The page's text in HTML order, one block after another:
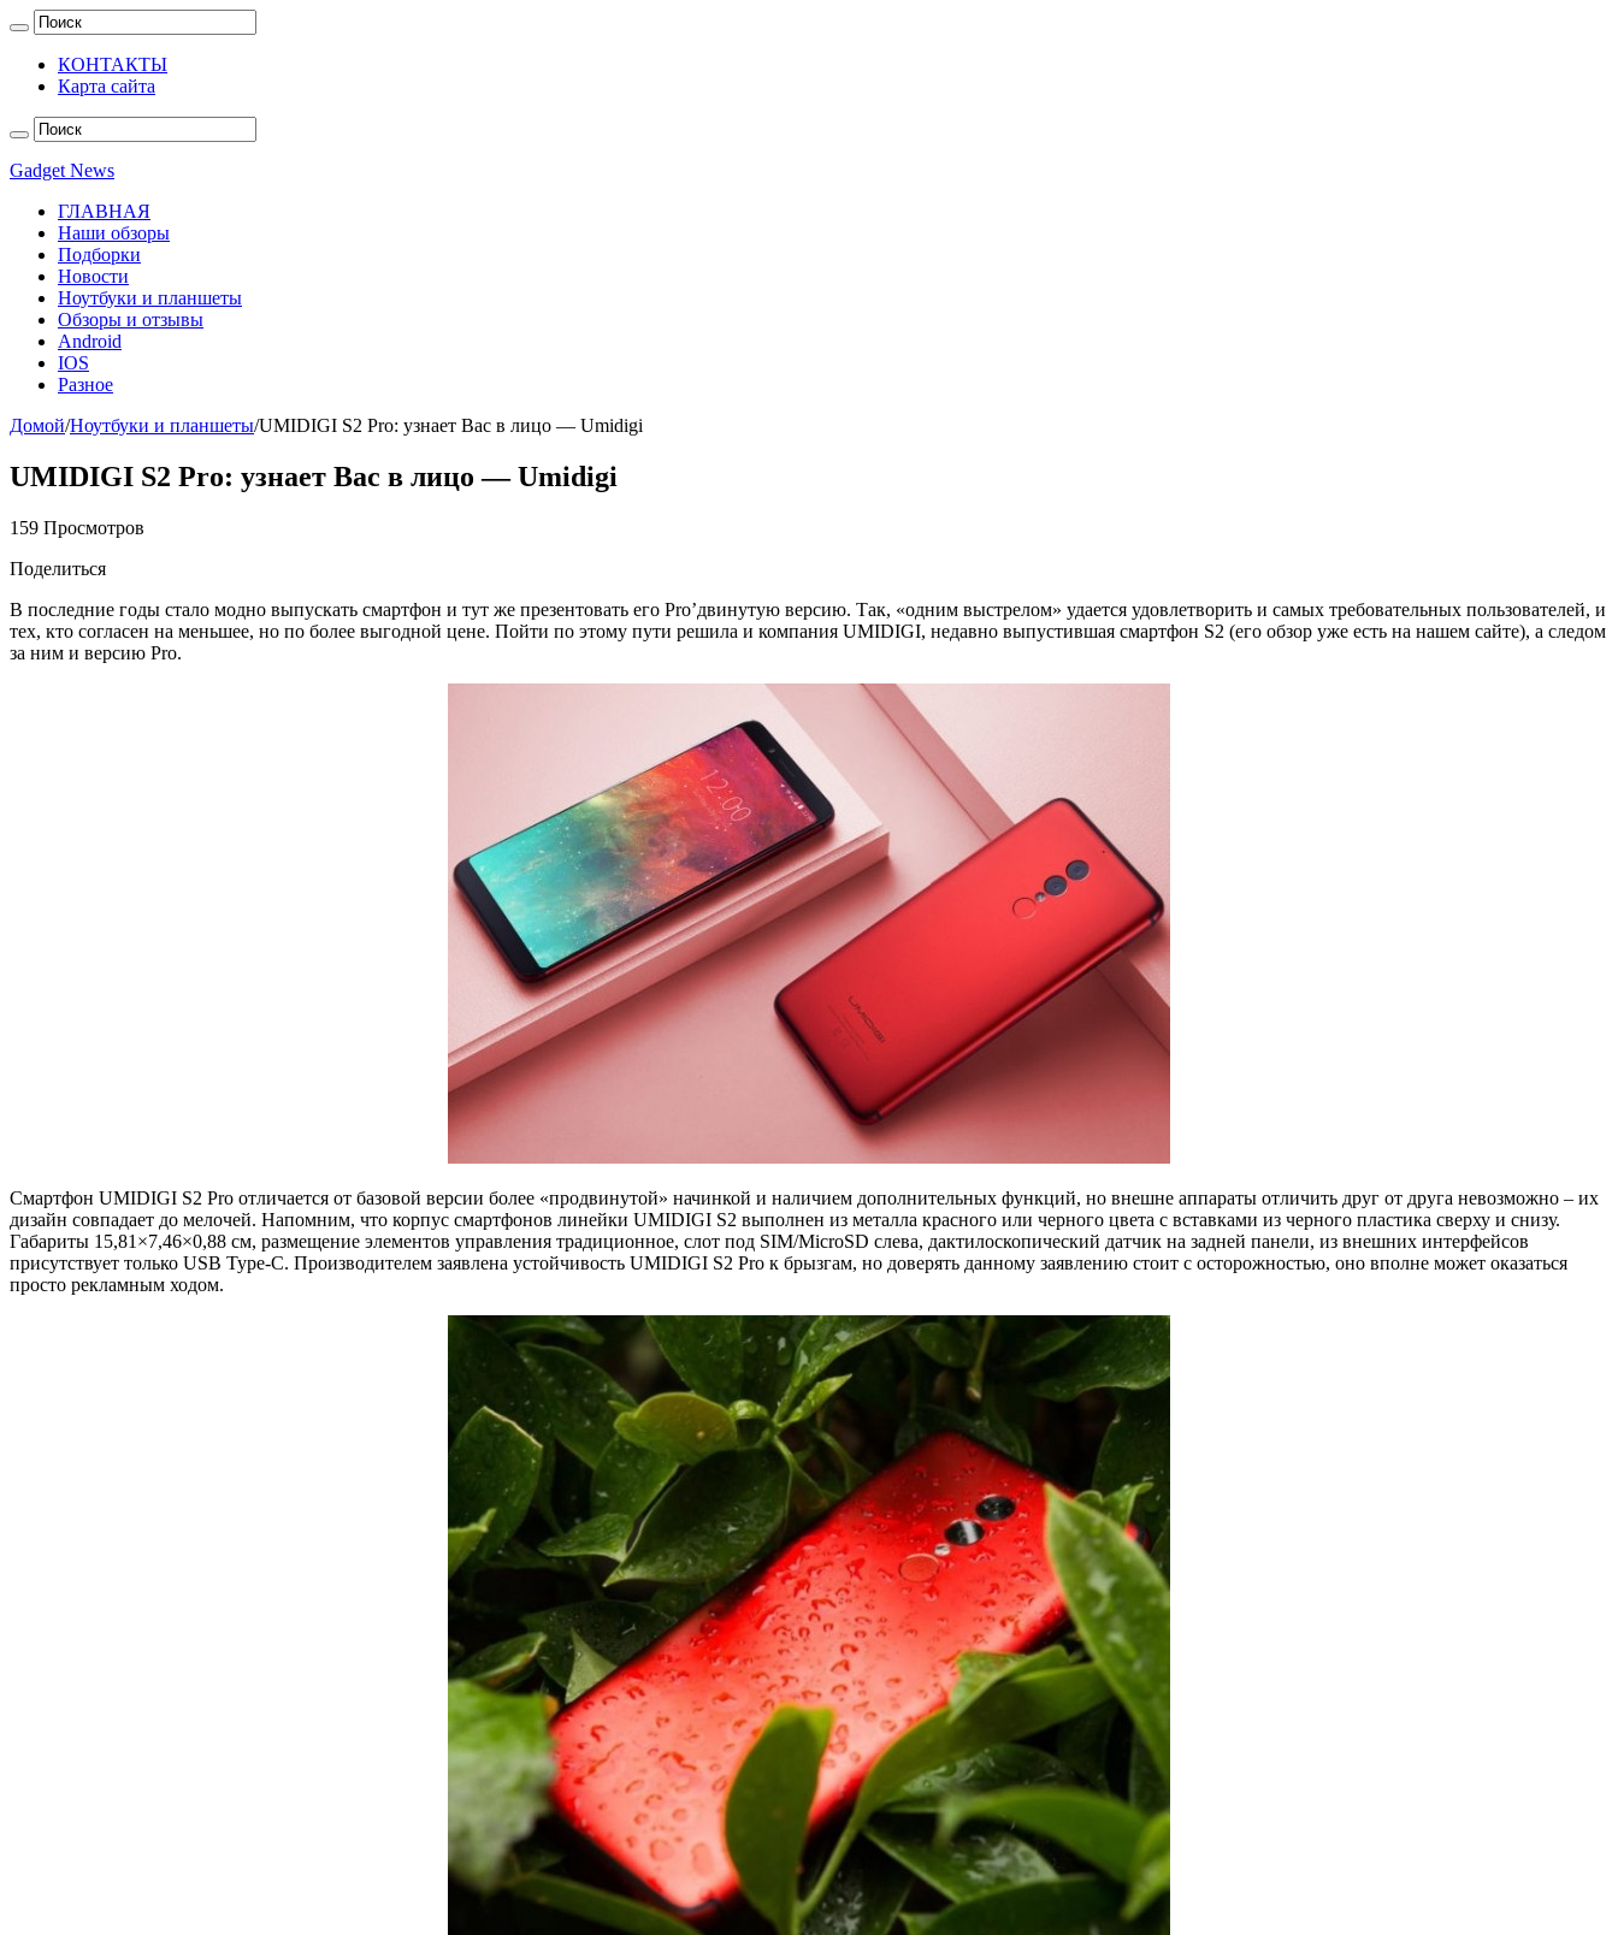
КОНТАКТЫ
Карта сайта
Gadget News
ГЛАВНАЯ
Наши обзоры
Подборки
Новости
Ноутбуки и планшеты
Обзоры и отзывы
Android
IOS
Разное
Домой/Ноутбуки и планшеты/UMIDIGI S2 Pro: узнает Вас в лицо — Umidigi
UMIDIGI S2 Pro: узнает Вас в лицо — Umidigi
159 Просмотров
Поделиться
В последние годы стало модно выпускать смартфон и тут же презентовать его Pro’двинутую версию. Так, «одним выстрелом» удается удовлетворить и самых требовательных пользователей, и
тех, кто согласен на меньшее, но по более выгодной цене. Пойти по этому пути решила и компания UMIDIGI, недавно выпустившая смартфон S2 (его обзор уже есть на нашем сайте), а следом
за ним и версию Pro.
Смартфон UMIDIGI S2 Pro отличается от базовой версии более «продвинутой» начинкой и наличием дополнительных функций, но внешне аппараты отличить друг от друга невозможно – их
дизайн совпадает до мелочей. Напомним, что корпус смартфонов линейки UMIDIGI S2 выполнен из металла красного или черного цвета с вставками из черного пластика сверху и снизу.
Габариты 15,81×7,46×0,88 см, размещение элементов управления традиционное, слот под SIM/MicroSD слева, дактилоскопический датчик на задней панели, из внешних интерфейсов
присутствует только USB Type-C. Производителем заявлена устойчивость UMIDIGI S2 Pro к брызгам, но доверять данному заявлению стоит с осторожностью, оно вполне может оказаться
просто рекламным ходом.